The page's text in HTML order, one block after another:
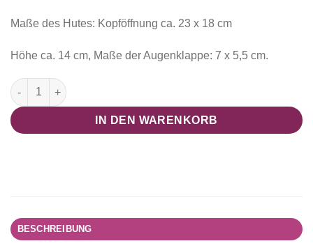
Maße des Hutes: Kopföffnung ca. 23 x 18 cm
Höhe ca. 14 cm, Maße der Augenklappe: 7 x 5,5 cm.
Piratenhut mit Augenklappe "Piraten Schatzinsel Collection"
IN DEN WARENKORB
BESCHREIBUNG